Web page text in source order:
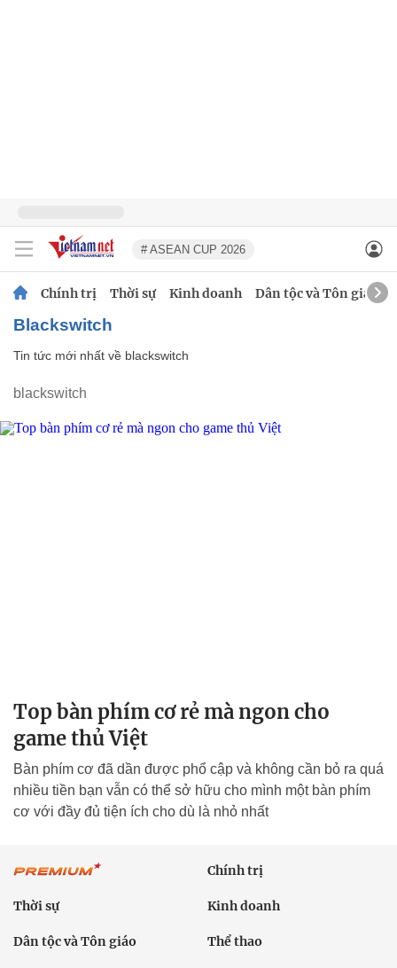
# ASEAN CUP 2026
Chính trị Thời sự Kinh doanh Dân tộc và Tôn giáo
blackswitch
Tin tức mới nhất về blackswitch
blackswitch
Top bàn phím cơ rẻ mà ngon cho
game thủ Việt
Bàn phím cơ đã dần được phổ cập và không cần bỏ ra quá
nhiều tiền bạn vẫn có thể sở hữu cho mình một bàn phím
cơ với đầy đủ tiện ích cho dù là nhỏ nhất
Chính trị
Thời sự Kinh doanh
Dân tộc và Tôn giáo Thể thao